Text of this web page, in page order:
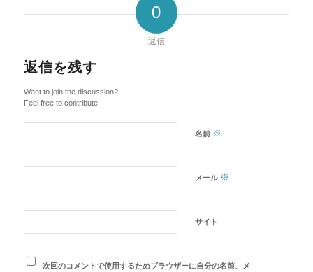
0
返信
返信を残す
Want to join the discussion?
Feel free to contribute!
名前 ※
メール ※
サイト
次回のコメントで使用するためブラウザーに自分の名前、メ